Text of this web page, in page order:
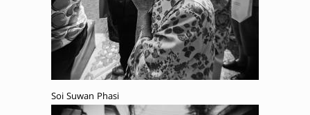
Soi Suwan Phasi